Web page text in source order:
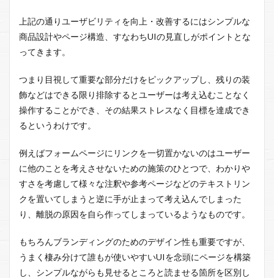
上記の通りユーザビリティを向上・改善するにはシンプルな
商品設計やページ構造、すなわちUIの見直しがポイントとな
ってきます。
つまり目視して重要な部分だけをピックアップし、残りの装
飾などはできる限り排除するとユーザーは考え込むことなく
操作することができ、その結果ストレスなく目標を達成でき
るというわけです。
例えばフォームページにリンクを一切置かないのはユーザー
に他のことを考えさせないための施策のひとつで、わかりや
すさを考慮して様々な注釈や参考ページなどのテキストリン
クを置いてしまうと逆に手が止まって考え込んでしまった
り、離脱の原因を自ら作ってしまっているようなものです。
もちろんブランディングのためのデザイン性も重要ですが、
うまく棲み分けて誰もが使いやすいUIを念頭にページを構築
し、シンプルながらも見せるところと読ませる箇所を区別し